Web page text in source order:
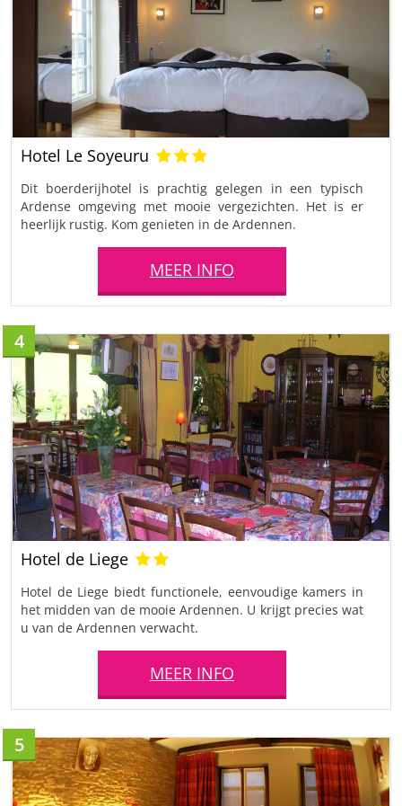
Hotel Le Soyeuru
Dit boerderijhotel is prachtig gelegen in een typisch
Ardense omgeving met mooie vergezichten. Het is er
heerlijk rustig. Kom genieten in de Ardennen.
MEER INFO
4
Hotel de Liege
Hotel de Liege biedt functionele, eenvoudige kamers in
het midden van de mooie Ardennen. U krijgt precies wat
u van de Ardennen verwacht.
MEER INFO
5